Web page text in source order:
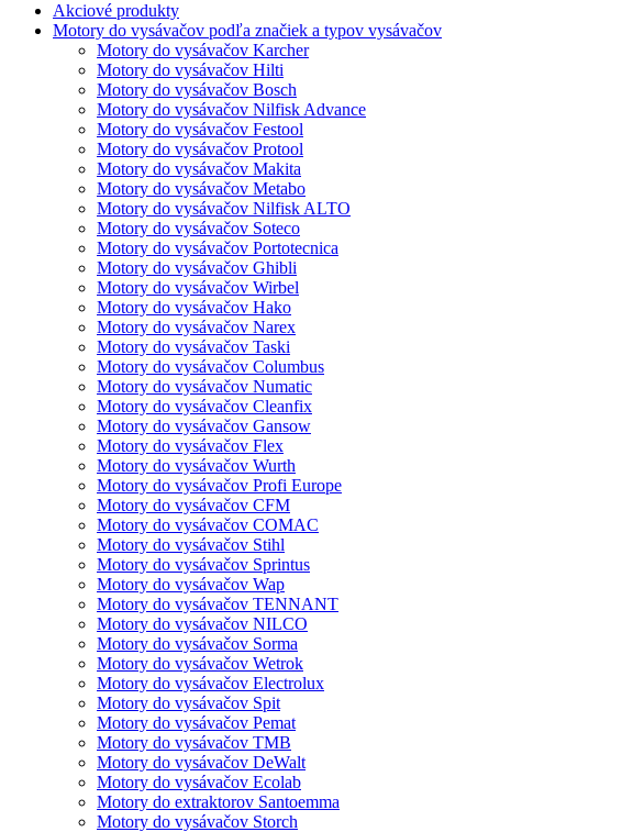
Akciové produkty
Motory do vysávačov podľa značiek a typov vysávačov
Motory do vysávačov Karcher
Motory do vysávačov Hilti
Motory do vysávačov Bosch
Motory do vysávačov Nilfisk Advance
Motory do vysávačov Festool
Motory do vysávačov Protool
Motory do vysávačov Makita
Motory do vysávačov Metabo
Motory do vysávačov Nilfisk ALTO
Motory do vysávačov Soteco
Motory do vysávačov Portotecnica
Motory do vysávačov Ghibli
Motory do vysávačov Wirbel
Motory do vysávačov Hako
Motory do vysávačov Narex
Motory do vysávačov Taski
Motory do vysávačov Columbus
Motory do vysávačov Numatic
Motory do vysávačov Cleanfix
Motory do vysávačov Gansow
Motory do vysávačov Flex
Motory do vysávačov Wurth
Motory do vysávačov Profi Europe
Motory do vysávačov CFM
Motory do vysávačov COMAC
Motory do vysávačov Stihl
Motory do vysávačov Sprintus
Motory do vysávačov Wap
Motory do vysávačov TENNANT
Motory do vysávačov NILCO
Motory do vysávačov Sorma
Motory do vysávačov Wetrok
Motory do vysávačov Electrolux
Motory do vysávačov Spit
Motory do vysávačov Pemat
Motory do vysávačov TMB
Motory do vysávačov DeWalt
Motory do vysávačov Ecolab
Motory do extraktorov Santoemma
Motory do vysávačov Storch